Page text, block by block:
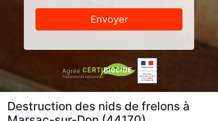
Envoyer
Destruction des nids de frelons à